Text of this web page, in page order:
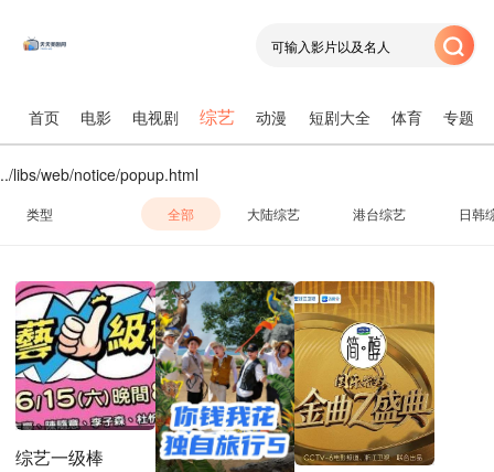
首页 电影 电视剧 综艺 动漫 短剧大全 体育 专题
../libs/web/notice/popup.html
类型 全部 大陆综艺 港台综艺 日韩
综艺一级棒